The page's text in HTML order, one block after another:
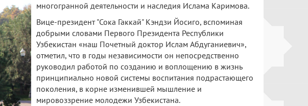
многогранной деятельности и наследия Ислама Каримова.
Вице-президент "Сока Гаккай" Кэндзи Йосиго, вспоминая
добрыми словами Первого Президента Республики
Узбекистан «наш Почетный доктор Ислам Абдуганиевич»,
отметил, что в годы независимости он непосредственно
руководил работой по созданию и воплощению в жизнь
принципиально новой системы воспитания подрастающего
поколения, в корне изменившей мышление и
мировоззрение молодежи Узбекистана.